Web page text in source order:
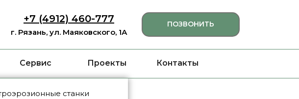
Сервис Проекты Контакты
ПОЗВОНИТЬ
+7 (4912) 460-777
г. Рязань, ул. Маяковского, 1А
станки